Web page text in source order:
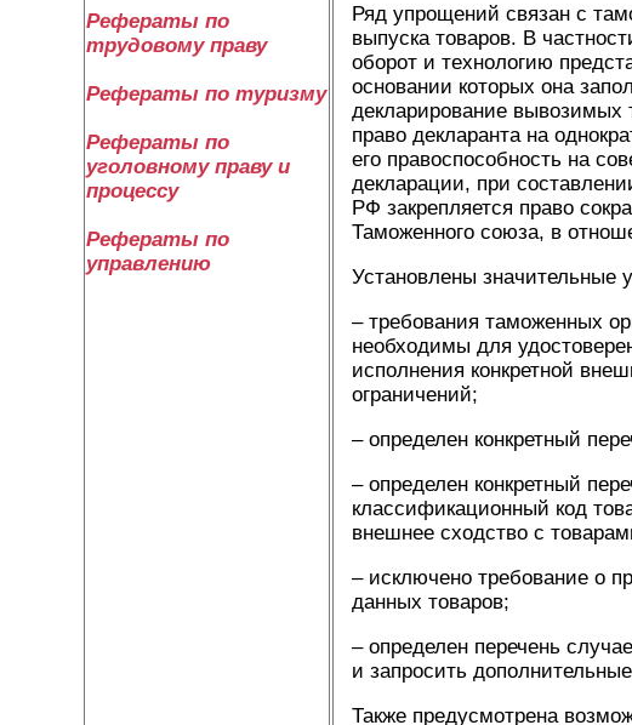
Рефераты по
трудовому праву
Рефераты по туризму
Рефераты по
уголовному праву и
процессу
Рефераты по
управлению
Ряд упрощений связан с
выпуска товаров. В
оборот и технологию
основании которых она
декларирование
право декларанта на
его правоспособность на
декларации, при
РФ закрепляется право
Таможенного союза, в
Установлены значительные
– требования таможенных
необходимы для
исполнения конкретной
ограничений;
– определен конкретный
– определен конкретный
классификационный код
внешнее сходство с
– исключено требование о
данных товаров;
– определен перечень
и запросить
Также предусмотрена